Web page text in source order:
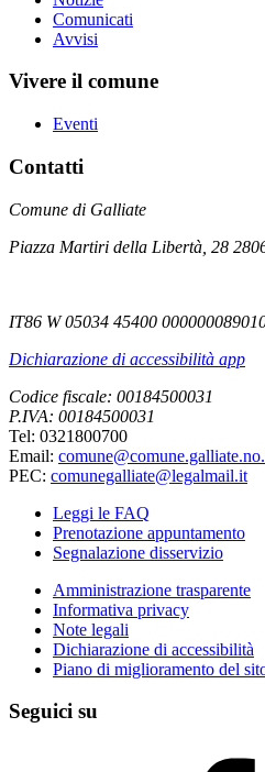
Comunicati
Avvisi
Vivere il comune
Eventi
Contatti
Comune di Galliate
Piazza Martiri della Libertà, 28
IT86 W 05034 45400
Dichiarazione di accessibilità app
Codice fiscale: 00184500031
P.IVA: 00184500031
Tel: 0321800700
Email:
PEC: comunegalliate@legalmail.it
Leggi le FAQ
Prenotazione appuntamento
Segnalazione disservizio
Amministrazione trasparente
Informativa privacy
Note legali
Dichiarazione di accessibilità
Piano di miglioramento del
Seguici su